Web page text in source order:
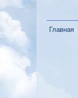
Главная